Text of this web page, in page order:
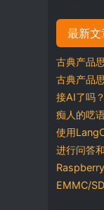
最新文
古典产品
古典产品
接AI了吗？
痴人的呓
使用
进行问答
EMMC/